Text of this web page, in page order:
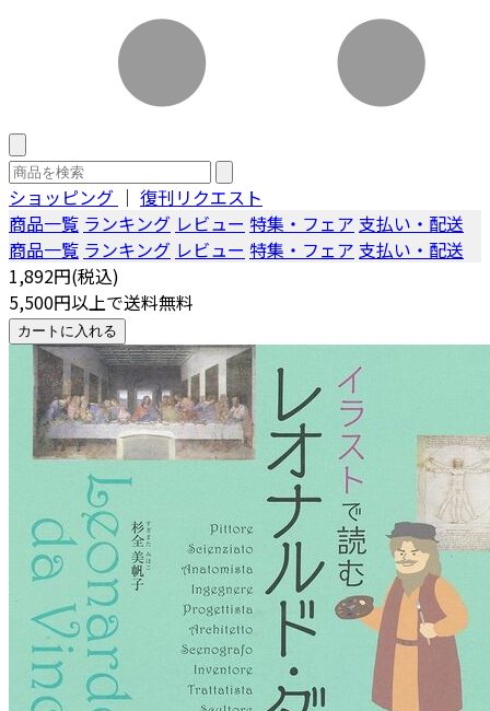
ショッピング ｜ 復刊リクエスト
商品一覧 ランキング レビュー 特集・フェア 支払い・配送
商品一覧 ランキング レビュー 特集・フェア 支払い・配送
1,892円(税込)
5,500円以上で送料無料
カートに入れる